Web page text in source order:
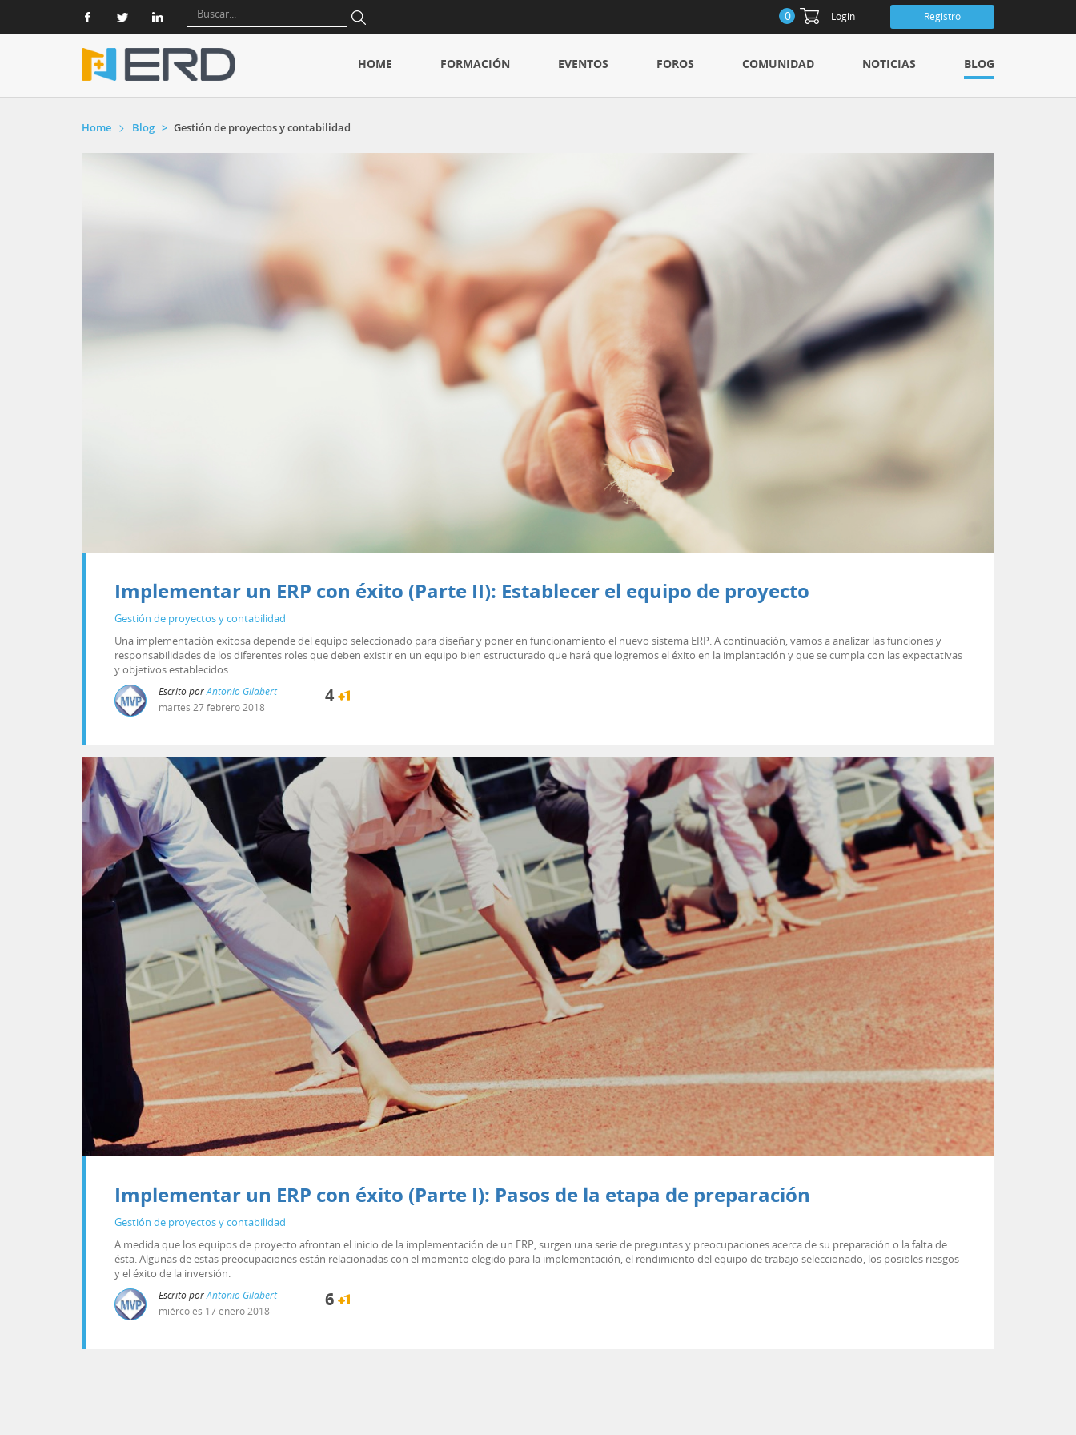
0 Login Registro
HOME FORMACIÓN EVENTOS FOROS COMUNIDAD NOTICIAS BLOG
Home Blog Gestión de proyectos y contabilidad
Implementar un ERP con éxito (Parte II): Establecer el equipo de proyecto
Gestión de proyectos y contabilidad
Una implementación exitosa depende del equipo seleccionado para diseñar y poner en funcionamiento el nuevo sistema ERP. A continuación, vamos a analizar las funciones y
responsabilidades de los diferentes roles que deben existir en un equipo bien estructurado que hará que logremos el éxito en la implantación y que se cumpla con las expectativas
y objetivos establecidos.
Escrito porAntonio Gilabert
martes 27febrero2018
4
Implementar un ERP con éxito (Parte I): Pasos de la etapa de preparación
Gestión de proyectos y contabilidad
A medida que los equipos de proyecto afrontan el inicio de la implementación de un ERP, surgen una serie de preguntas y preocupaciones acerca de su preparación o la falta de
ésta. Algunas de estas preocupaciones están relacionadas con el momento elegido para la implementación, el rendimiento del equipo de trabajo seleccionado, los posibles riesgos
y el éxito de la inversión.
Escrito porAntonio Gilabert
miércoles 17enero2018
6